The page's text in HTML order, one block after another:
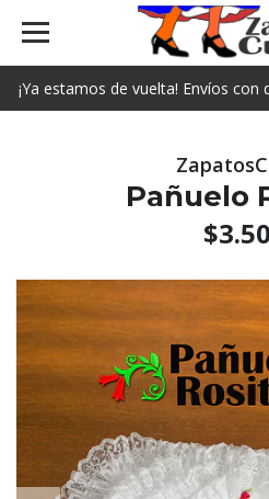
¡Ya estamos de vuelta! Envíos
Pañuelo